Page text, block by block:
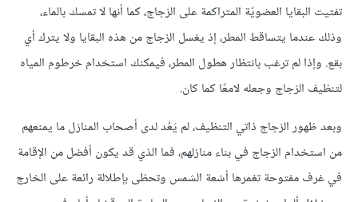
تفتيت البقايا العضويّة المتراكمة على الزجاج، كما أنها لا تمسك بالماء،
وذلك عندما يتساقط المطر، إذ يغسل الزجاج من هذه البقايا ولا يترك أي
بقع. وإذا لم ترغب بانتظار هطول المطر، فيمكنك استخدام خرطوم المياه
لتنظيف الزجاج وجعله لامعًا كما كان.
وبعد ظهور الزجاج ذاتي التنظيف، لم يَعُد لدى أصحاب المنازل ما يمنعهم
من استخدام الزجاج في بناء منازلهم، فما الذي قد يكون أفضل من الإقامة
في غرف مفتوحة تغمرها أشعة الشمس وتحظى بإطلالة رائعة على الخارج